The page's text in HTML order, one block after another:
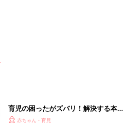
育児の困ったがズバリ！解決する本
『ひよこクラブ 秋号』 4カ月～2才
赤ちゃん・育児